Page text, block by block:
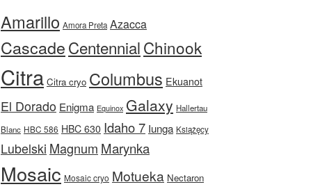
Amarillo Amora Preta Azacca
CascadeCentennialChinook
Citra Citra cryo Columbus Ekuanot
El Dorado Enigma Equinox Galaxy Hallertau
Blanc HBC 586 HBC 630 Idaho 7 Iunga Książęcy
Lubelski Magnum Marynka
Mosaic Mosaic cryo Motueka Nectaron